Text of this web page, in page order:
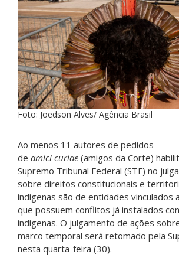
Foto: Joedson Alves/ Agência Brasil
Ao menos 11 autores de pedidos
de amici curiae (amigos da Corte)
Supremo Tribunal Federal (STF) no
sobre direitos constitucionais e
indígenas são de entidades vinculados
que possuem conflitos já instalados
indígenas. O julgamento de ações
marco temporal será retomado pela
nesta quarta-feira (30).